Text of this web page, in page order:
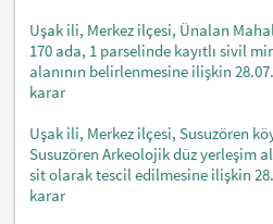
Uşak ili, Merkez ilçesi, Ünalan
170 ada, 1 parselinde kayıtlı sivil
alanının belirlenmesine ilişkin
karar
Uşak ili, Merkez ilçesi, Susuzören
Susuzören Arkeolojik düz yerleşim
sit olarak tescil edilmesine ilişkin
karar